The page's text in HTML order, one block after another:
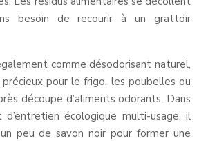
besoin de recourir à un grattoir
comme désodorisant naturel,
pour le frigo, les poubelles ou
découpe d’aliments odorants. Dans
d’entretien écologique multi-usage, il
peu de savon noir pour former une